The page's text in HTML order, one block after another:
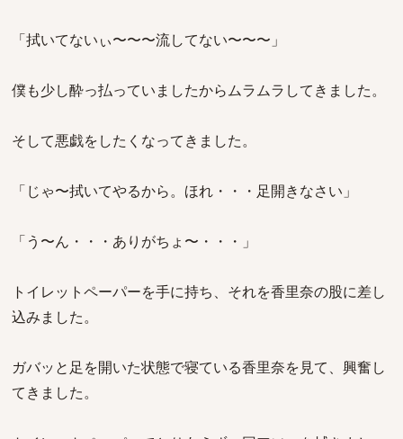
「拭いてないぃ〜〜〜流してない〜〜〜」
僕も少し酔っ払っていましたからムラムラしてきました。
そして悪戯をしたくなってきました。
「じゃ〜拭いてやるから。ほれ・・・足開きなさい」
「う〜ん・・・ありがちょ〜・・・」
トイレットペーパーを手に持ち、それを香里奈の股に差し
込みました。
ガバッと足を開いた状態で寝ている香里奈を見て、興奮し
てきました。